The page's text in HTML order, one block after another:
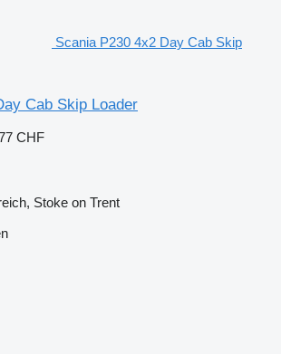
Scania P230 4x2 Day Cab Skip
Cab Skip Loader
CHF
Stoke on Trent